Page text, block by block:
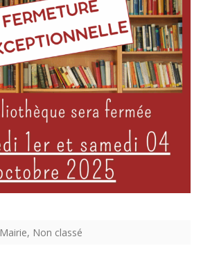
bibliothèque
1er
et
04
octobre
2025
Mairie, Non classé